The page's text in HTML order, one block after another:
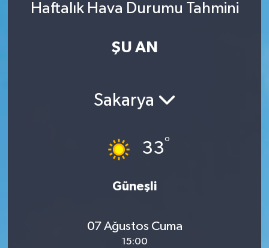
Haftalık Hava Durumu Tahmini
ŞU AN
Sakarya
33°
Güneşli
07 Ağustos Cuma
15:00
Süper Lig Puan Durumu ve Fikstür